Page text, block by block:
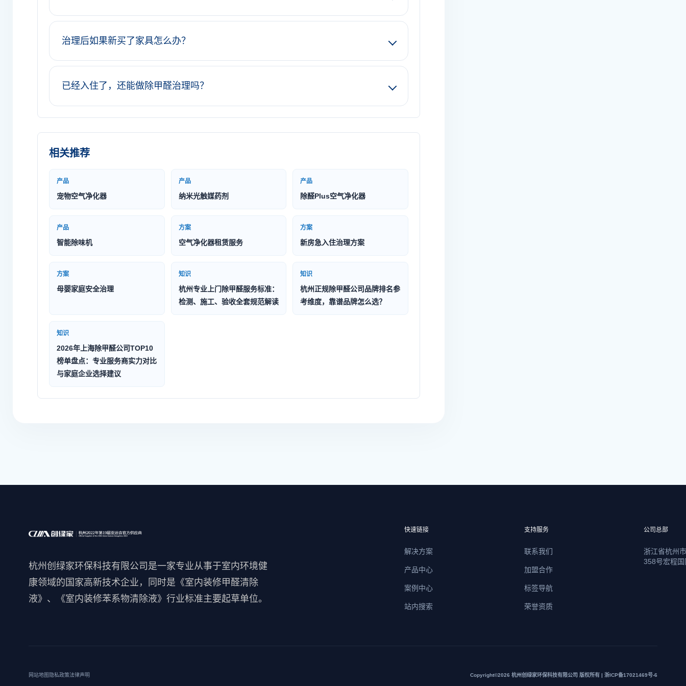
治理后如果新买了家具怎么办？
已经入住了，还能做除甲醛治理吗？
相关推荐
产品
宠物空气净化器
产品
纳米光触媒药剂
产品
除醛Plus空气净化器
产品
智能除味机
方案
空气净化器租赁服务
方案
新房急入住治理方案
方案
母婴家庭安全治理
知识
杭州专业上门除甲醛服务标准：
检测、施工、验收全套规范解读
知识
杭州正规除甲醛公司品牌排名参
考维度，靠谱品牌怎么选？
知识
2026年上海除甲醛公司TOP10
榜单盘点：专业服务商实力对比
与家庭企业选择建议
杭州创绿家环保科技有限公司是一家专业从事于室内环境健
康领域的国家高新技术企业，同时是《室内装修甲醛清除
液》、《室内装修苯系物清除液》行业标准主要起草单位。
快速链接
解决方案
产品中心
案例中心
站内搜索
支持服务
联系我们
加盟合作
标签导航
荣誉资质
公司总部
浙江省杭州
358号宏程
网站地图 隐私政策法律声明 Copyright©2026 杭州创绿家环保科技有限公司 版权所有 | 浙ICP备17021469号-6